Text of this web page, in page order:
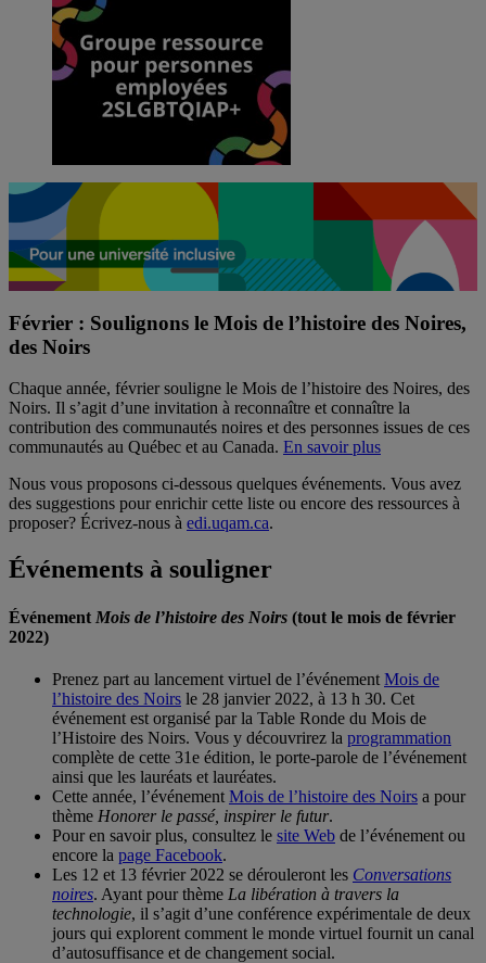
Février : Soulignons le Mois de l’histoire des Noires,
des Noirs
Chaque année, février souligne le Mois de l’histoire des Noires, des
Noirs. Il s’agit d’une invitation à reconnaître et connaître la
contribution des communautés noires et des personnes issues de ces
communautés au Québec et au Canada. En savoir plus
Nous vous proposons ci-dessous quelques événements. Vous avez
des suggestions pour enrichir cette liste ou encore des ressources à
proposer? Écrivez-nous à edi.uqam.ca.
Événements à souligner
Événement Mois de l’histoire des Noirs (tout le mois de février
2022)
Prenez part au lancement virtuel de l’événement Mois de
l’histoire des Noirs le 28 janvier 2022, à 13 h 30. Cet
événement est organisé par la Table Ronde du Mois de
l’Histoire des Noirs. Vous y découvrirez la programmation
complète de cette 31e édition, le porte-parole de l’événement
ainsi que les lauréats et lauréates.
Cette année, l’événement Mois de l’histoire des Noirs a pour
thème Honorer le passé, inspirer le futur.
Pour en savoir plus, consultez le site Web de l’événement ou
encore la page Facebook.
Les 12 et 13 février 2022 se dérouleront les Conversations
noires. Ayant pour thème La libération à travers la
technologie, il s’agit d’une conférence expérimentale de deux
jours qui explorent comment le monde virtuel fournit un canal
d’autosuffisance et de changement social.